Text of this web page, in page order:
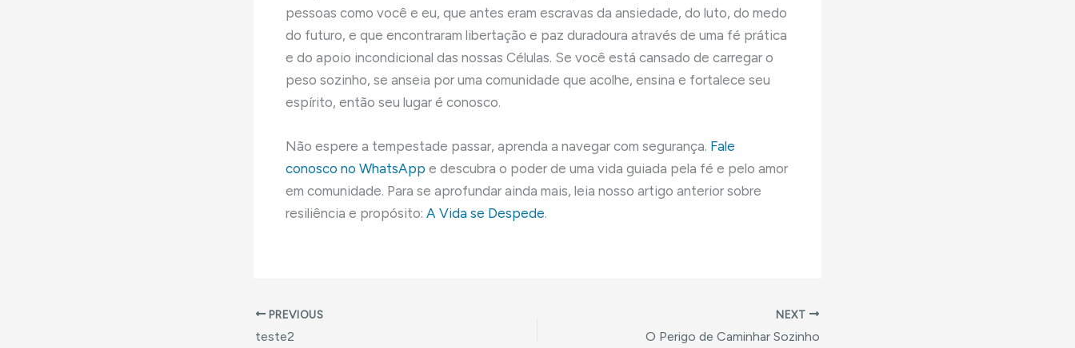
pessoas como você e eu, que antes eram escravas da ansiedade, do luto, do medo
do futuro, e que encontraram libertação e paz duradoura através de uma fé prática
e do apoio incondicional das nossas Células. Se você está cansado de carregar o
peso sozinho, se anseia por uma comunidade que acolhe, ensina e fortalece seu
espírito, então seu lugar é conosco.
Não espere a tempestade passar, aprenda a navegar com segurança. Fale
conosco no WhatsApp e descubra o poder de uma vida guiada pela fé e pelo amor
em comunidade. Para se aprofundar ainda mais, leia nosso artigo anterior sobre
resiliência e propósito: A Vida se Despede.
PREVIOUS
teste2
NEXT
O Perigo de Caminhar Sozinho